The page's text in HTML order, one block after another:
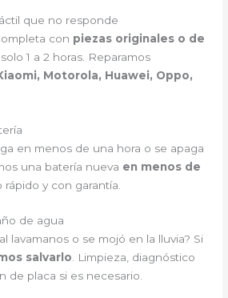
que no responde
con piezas originales o de
solo 1 a 2 horas. Reparamos
Motorola, Huawei, Oppo,
en menos de una hora o se apaga
una batería nueva en menos de
rápido y con garantía.
de agua
lavamanos o se mojó en la lluvia? Si
salvarlo. Limpieza, diagnóstico
de placa si es necesario.